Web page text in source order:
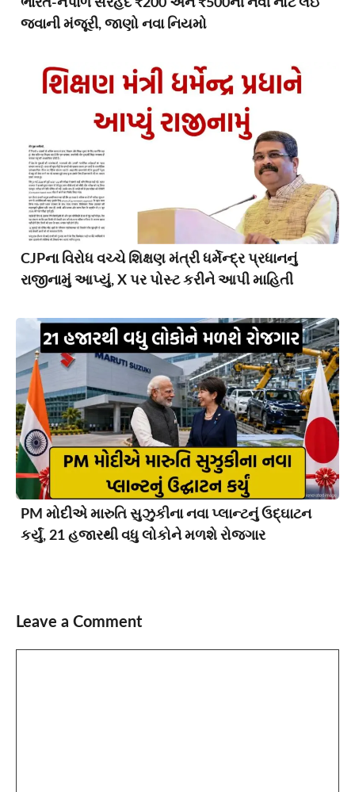
ભારત-નેપાળ સરહદે ₹200 અને ₹500ની નવી નોટ લઈ
જવાની મંજૂરી, જાણો નવા નિયમો
CJPના વિરોધ વચ્ચે શિક્ષણ મંત્રી ધર્મેન્દ્ર પ્રધાનનું
રાજીનામું આપ્યું, X પર પોસ્ટ કરીને આપી માહિતી
PM મોદીએ મારુતિ સુઝુકીના નવા પ્લાન્ટનું ઉદ્ઘાટન
કર્યું, 21 હજારથી વધુ લોકોને મળશે રોજગાર
Leave a Comment